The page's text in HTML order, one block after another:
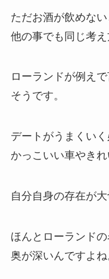
ただお酒が飲めない
他の事でも同じ考え
ローランドが例え
そうです。
デートがうまくいく
かっこいい車やき
自分自身の存在が大
ほんとローランド
奥が深いんですよね